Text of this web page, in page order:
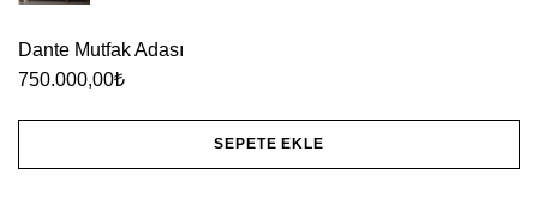
Dante Mutfak Adası
750.000,00₺
SEPETE EKLE